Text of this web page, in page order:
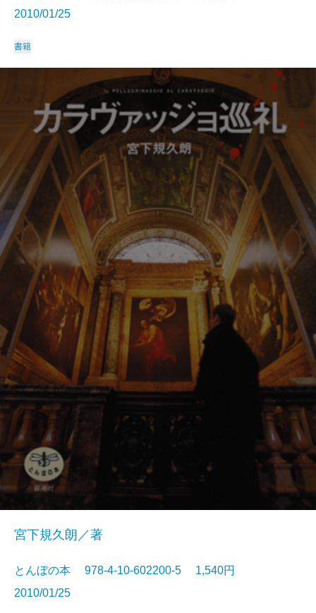
2010/01/25
書籍
宮下規久朗／著
とんぼの本 978-4-10-602200-5 1,540円
2010/01/25